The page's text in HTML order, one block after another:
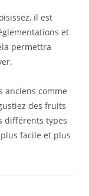
il est
et
permettra
anciens comme
des fruits
différents types
facile et plus